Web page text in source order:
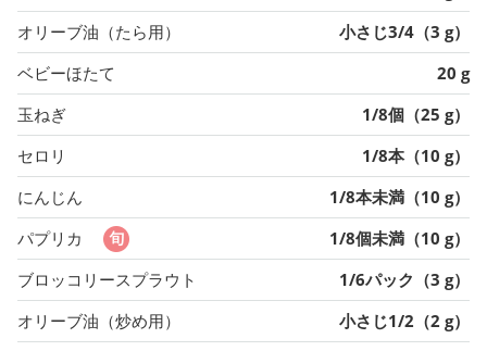
オリーブ油（たら用）
小さじ3/4（3 g）
ベビーほたて
20 g
玉ねぎ
1/8個（25 g）
セロリ
1/8本（10 g）
にんじん
1/8本未満（10 g）
パプリカ
1/8個未満（10 g）
ブロッコリースプラウト
1/6パック（3 g）
オリーブ油（炒め用）
小さじ1/2（2 g）